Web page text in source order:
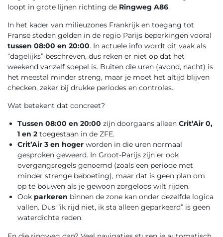
loopt in grote lijnen richting de Ringweg A86.
In het kader van milieuzones Frankrijk en toegang tot
Franse steden gelden in de regio Parijs beperkingen vooral
tussen 08:00 en 20:00. In actuele info wordt dit vaak als
“dagelijks” beschreven, dus reken er niet op dat het
weekend vanzelf soepel is. Buiten die uren (avond, nacht) is
het meestal minder streng, maar je moet het altijd blijven
checken, zeker bij drukke periodes en controles.
Wat betekent dat concreet?
Tussen 08:00 en 20:00 zijn doorgaans alleen Crit’Air 0,
1 en 2 toegestaan in de ZFE.
Crit’Air 3 en hoger worden in die uren normaal
gesproken geweerd. In Groot-Parijs zijn er ook
overgangsregels genoemd (zoals een periode met
minder strenge beboeting), maar dat is geen plan om
op te bouwen als je gewoon zorgeloos wilt rijden.
Ook parkeren binnen de zone kan onder dezelfde logica
vallen. Dus “ik rijd niet, ik sta alleen geparkeerd” is geen
waterdichte reden.